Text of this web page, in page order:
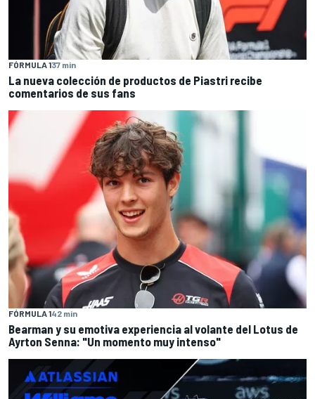
FÓRMULA 137 min
La nueva colección de productos de Piastri recibe
comentarios de sus fans
FÓRMULA 142 min
Bearman y su emotiva experiencia al volante del Lotus de
Ayrton Senna: "Un momento muy intenso"